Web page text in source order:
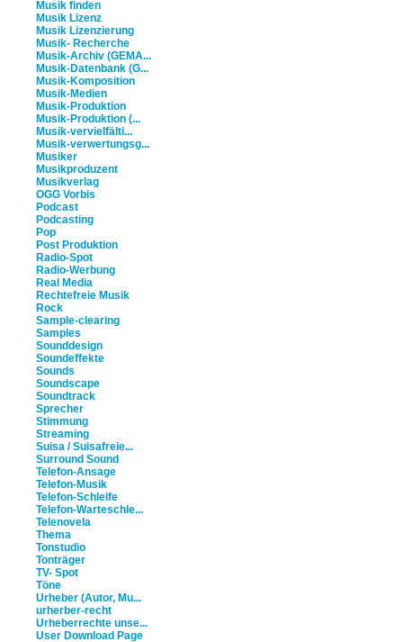
Musik finden
Musik Lizenz
Musik Lizenzierung
Musik- Recherche
Musik-Archiv (GEMA...
Musik-Datenbank (G...
Musik-Komposition
Musik-Medien
Musik-Produktion
Musik-Produktion (...
Musik-vervielfälti...
Musik-verwertungsg...
Musiker
Musikproduzent
Musikverlag
OGG Vorbis
Podcast
Podcasting
Pop
Post Produktion
Radio-Spot
Radio-Werbung
Real Media
Rechtefreie Musik
Rock
Sample-clearing
Samples
Sounddesign
Soundeffekte
Sounds
Soundscape
Soundtrack
Sprecher
Stimmung
Streaming
Suisa / Suisafreie...
Surround Sound
Telefon-Ansage
Telefon-Musik
Telefon-Schleife
Telefon-Warteschle...
Telenovela
Thema
Tonstudio
Tonträger
TV- Spot
Töne
Urheber (Autor, Mu...
urherber-recht
Urheberrechte unse...
User Download Page